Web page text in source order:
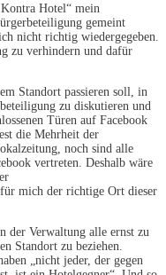
Hotel“ mein
gemeint
nicht richtig wiedergegeben.
zu verhindern und dafür
Standort passieren soll, in
zu diskutieren und
Türen auf Facebook
die Mehrheit der
noch sind alle
vertreten. Deshalb wäre
mich der richtige Ort dieser
der Verwaltung alle ernst zu
Standort zu beziehen.
„nicht jeder, der gegen